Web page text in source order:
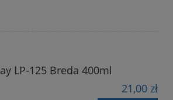
LP-125 Breda 400ml
21,00 zł